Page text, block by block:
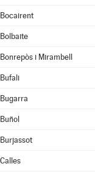
Bocairent
Bolbaite
Bonrepòs i Mirambell
Bufali
Bugarra
Buñol
Burjassot
Calles